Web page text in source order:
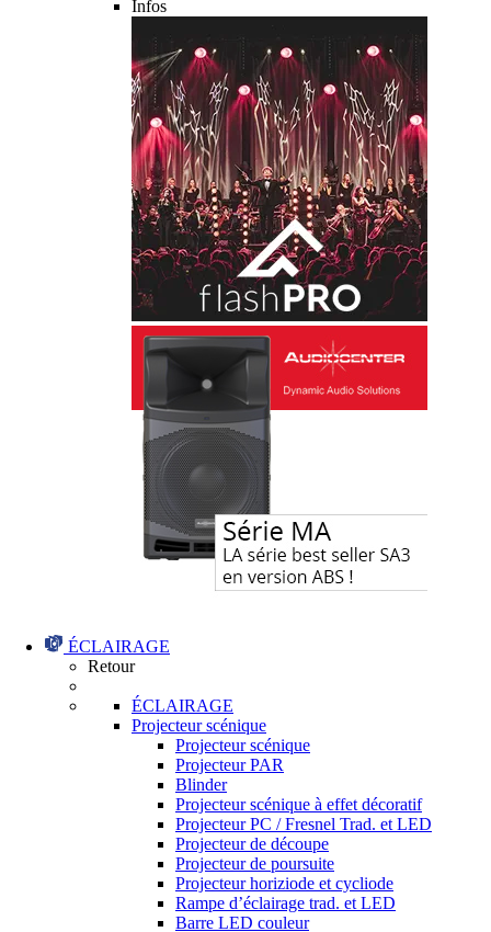
Infos
ÉCLAIRAGE
Retour
ÉCLAIRAGE
Projecteur scénique
Projecteur scénique
Projecteur PAR
Blinder
Projecteur scénique à effet décoratif
Projecteur PC / Fresnel Trad. et LED
Projecteur de découpe
Projecteur de poursuite
Projecteur horiziode et cycliode
Rampe d’éclairage trad. et LED
Barre LED couleur